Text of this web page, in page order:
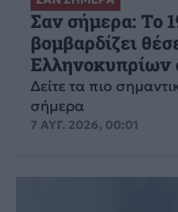
Σαν σήμερα: Το
βομβαρδίζει
Ελληνοκυπρίων
Δείτε τα πιο
σήμερα
7 ΑΥΓ. 2026, 00:01